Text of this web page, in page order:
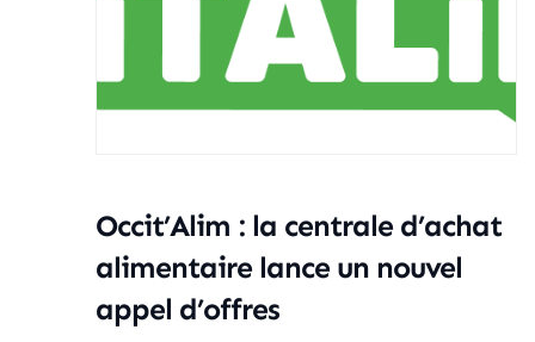
Occit’Alim : la centrale d’achat
alimentaire lance un nouvel
appel d’offres